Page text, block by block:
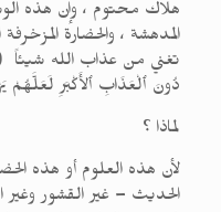
هلاك محتوم ، وإن هذه
المدهشة ، والحضارة المزخرفة
تغني من عذاب الله شيئاً
دُونَ ٱلْعَذَابِ ٱلأَكْبَرِ لَعَلَّهُمْ
لماذا ؟
لأن هذه العلوم أو هذه
الحديث – غير القشور وغير